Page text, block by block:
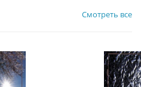
Смотреть все